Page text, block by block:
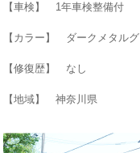
【車検】 1年車検整備付
【カラー】 ダークメタル
【修復歴】 なし
【地域】 神奈川県